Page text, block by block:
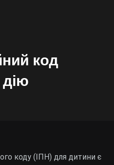
код
коду (ІПН) для дитини є